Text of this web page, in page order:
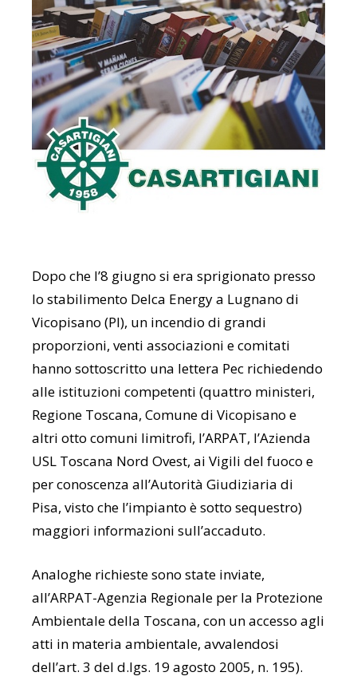
Dopo che l’8 giugno si era sprigionato presso
lo stabilimento Delca Energy a Lugnano di
Vicopisano (PI), un incendio di grandi
proporzioni, venti associazioni e comitati
hanno sottoscritto una lettera Pec richiedendo
alle istituzioni competenti (quattro ministeri,
Regione Toscana, Comune di Vicopisano e
altri otto comuni limitrofi, l’ARPAT, l’Azienda
USL Toscana Nord Ovest, ai Vigili del fuoco e
per conoscenza all’Autorità Giudiziaria di
Pisa, visto che l’impianto è sotto sequestro)
maggiori informazioni sull’accaduto.
Analoghe richieste sono state inviate,
all’ARPAT-Agenzia Regionale per la Protezione
Ambientale della Toscana, con un accesso agli
atti in materia ambientale, avvalendosi
dell’art. 3 del d.lgs. 19 agosto 2005, n. 195).